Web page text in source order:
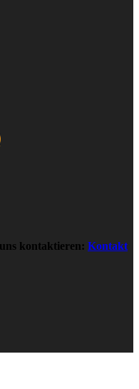
kontaktieren: Kontakt